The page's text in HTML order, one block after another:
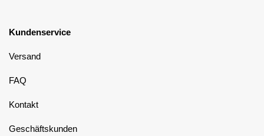
Kundenservice
Versand
FAQ
Kontakt
Geschäftskunden